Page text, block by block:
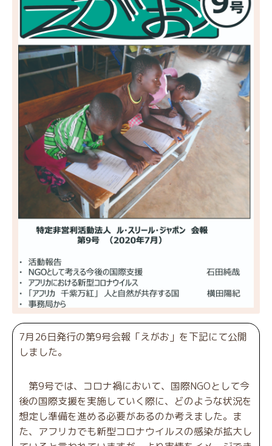
7月26日発行の第9号会報「えがお」を下記にて公開
しました。
第9号では、コロナ禍において、国際NGOとして今
後の国際支援を実施していく際に、どのような状況を
想定し準備を進める必要があるのか考えました。ま
た、アフリカでも新型コロナウイルスの感染が拡大し